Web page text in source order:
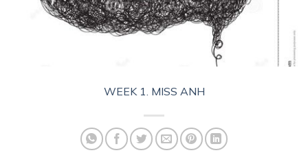
WEEK 1. MISS ANH